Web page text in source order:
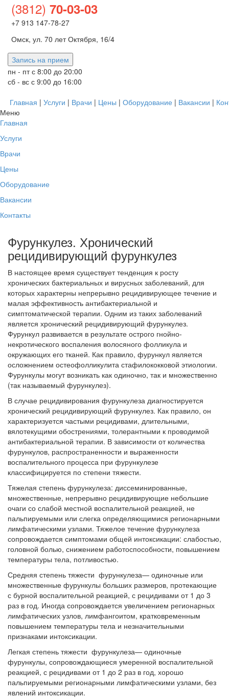
(3812) 70-03-03
+7 913 147-78-27
Омск, ул. 70 лет Октября, 16/4
Запись на прием
пн - пт с 8:00 до 20:00
сб - вс с 9:00 до 16:00
Главная | Услуги | Врачи | Цены | Оборудование | Вакансии |
Меню
Главная
Услуги
Врачи
Цены
Оборудование
Вакансии
Контакты
Фурункулез. Хронический
рецидивирующий фурункулез
В настоящее время существует тенденция к росту
хронических бактериальных и вирусных заболеваний, для
которых характерны непрерывно рецидивирующее течение и
малая эффективность антибактериальной и
симптоматической терапии. Одним из таких заболеваний
является хронический рецидивирующий фурункулез.
Фурункул развивается в результате острого гнойно-
некротического воспаления волосяного фолликула и
окружающих его тканей. Как правило, фурункул является
осложнением остеофолликулита стафилококковой этиологии.
Фурункулы могут возникать как одиночно, так и множественно
(так называемый фурункулез).
В случае рецидивирования фурункулеза диагностируется
хронический рецидивирующий фурункулез. Как правило, он
характеризуется частыми рецидивами, длительными,
вялотекущими обострениями, толерантными к проводимой
антибактериальной терапии. В зависимости от количества
фурункулов, распространенности и выраженности
воспалительного процесса при фурункулезе
классифицируется по степени тяжести.
Тяжелая степень фурункулеза: диссеминированные,
множественные, непрерывно рецидивирующие небольшие
очаги со слабой местной воспалительной реакцией, не
пальпируемыми или слегка определяющимися регионарными
лимфатическими узлами. Тяжелое течение фурункулеза
сопровождается симптомами общей интоксикации: слабостью,
головной болью, снижением работоспособности, повышением
температуры тела, потливостью.
Средняя степень тяжести фурункулеза— одиночные или
множественные фурункулы больших размеров, протекающие
с бурной воспалительной реакцией, с рецидивами от 1 до 3
раз в год. Иногда сопровождается увеличением регионарных
лимфатических узлов, лимфангоитом, кратковременным
повышением температуры тела и незначительными
признаками интоксикации.
Легкая степень тяжести фурункулеза— одиночные
фурункулы, сопровождающиеся умеренной воспалительной
реакцией, с рецидивами от 1 до 2 раз в год, хорошо
пальпируемыми регионарными лимфатическими узлами, без
явлений интоксикации.